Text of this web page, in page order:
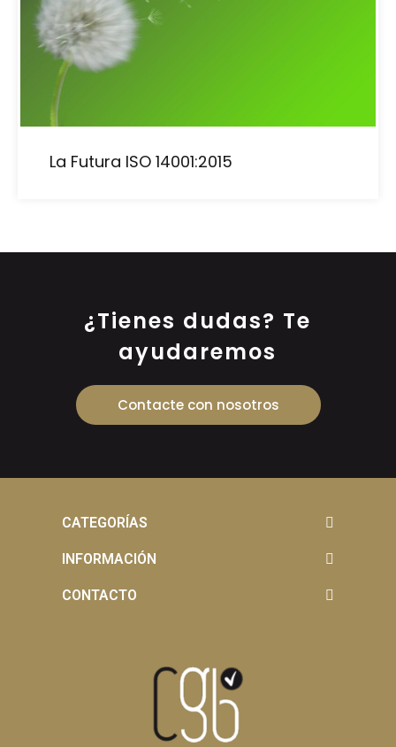
La Futura ISO 14001:2015
¿Tienes dudas? Te
ayudaremos
Contacte con nosotros
CATEGORÍAS
INFORMACIÓN
CONTACTO